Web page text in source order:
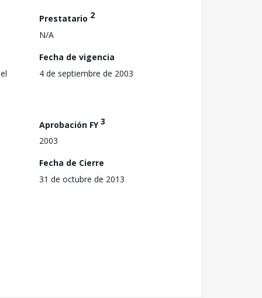
Prestatario 2
N/A
Fecha de vigencia
4 de septiembre de 2003
Aprobación FY3
2003
Fecha de Cierre
31 de octubre de 2013